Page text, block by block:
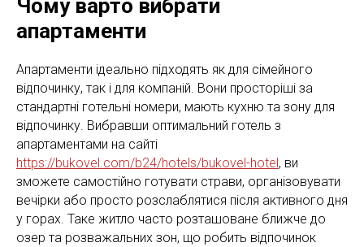
Чому варто вибрати
апартаменти
Апартаменти ідеально підходять як для сімейного
відпочинку, так і для компаній. Вони просторіші за
стандартні готельні номери, мають кухню та зону для
відпочинку. Вибравши оптимальний готель з
апартаментами на сайті
https://bukovel.com/b24/hotels/bukovel-hotel , ви
зможете самостійно готувати страви, організовувати
вечірки або просто розслаблятися після активного дня
у горах. Таке житло часто розташоване ближче до
озер та розважальних зон, що робить відпочинок